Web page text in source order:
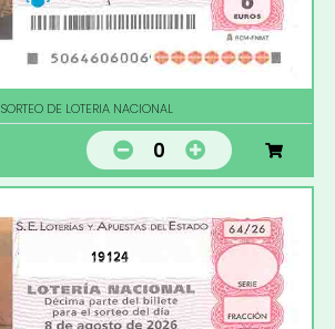
SORTEO DE LOTERIA NACIONAL
0
19124